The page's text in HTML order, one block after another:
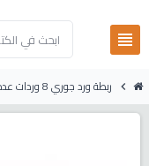
view_headline
chevron_right ربطة ورد جوري 8 وردات عدة ألوان